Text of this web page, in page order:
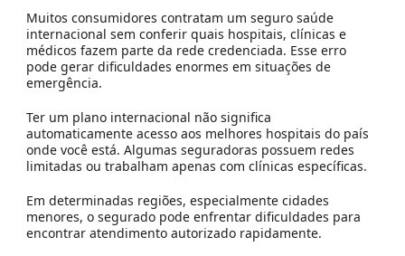
Muitos consumidores contratam um seguro saúde
internacional sem conferir quais hospitais, clínicas e
médicos fazem parte da rede credenciada. Esse erro
pode gerar dificuldades enormes em situações de
emergência.
Ter um plano internacional não significa
automaticamente acesso aos melhores hospitais do país
onde você está. Algumas seguradoras possuem redes
limitadas ou trabalham apenas com clínicas específicas.
Em determinadas regiões, especialmente cidades
menores, o segurado pode enfrentar dificuldades para
encontrar atendimento autorizado rapidamente.